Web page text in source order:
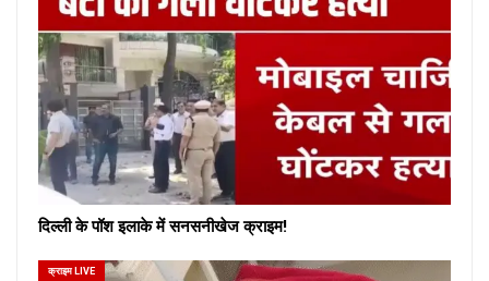
दिल्ली के पॉश इलाके में सनसनीखेज क्राइम!
क्राइम LIVE